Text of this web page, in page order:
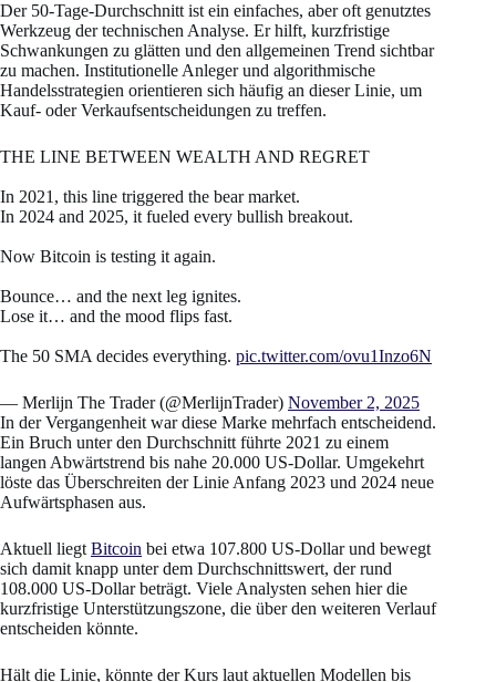
Der 50-Tage-Durchschnitt ist ein einfaches, aber oft genutztes
Werkzeug der technischen Analyse. Er hilft, kurzfristige
Schwankungen zu glätten und den allgemeinen Trend sichtbar
zu machen. Institutionelle Anleger und algorithmische
Handelsstrategien orientieren sich häufig an dieser Linie, um
Kauf- oder Verkaufsentscheidungen zu treffen.
THE LINE BETWEEN WEALTH AND REGRET
In 2021, this line triggered the bear market.
In 2024 and 2025, it fueled every bullish breakout.
Now Bitcoin is testing it again.
Bounce… and the next leg ignites.
Lose it… and the mood flips fast.
The 50 SMA decides everything. pic.twitter.com/ovu1Inzo6N
— Merlijn The Trader (@MerlijnTrader) November 2, 2025
In der Vergangenheit war diese Marke mehrfach entscheidend.
Ein Bruch unter den Durchschnitt führte 2021 zu einem
langen Abwärtstrend bis nahe 20.000 US-Dollar. Umgekehrt
löste das Überschreiten der Linie Anfang 2023 und 2024 neue
Aufwärtsphasen aus.
Aktuell liegt Bitcoin bei etwa 107.800 US-Dollar und bewegt
sich damit knapp unter dem Durchschnittswert, der rund
108.000 US-Dollar beträgt. Viele Analysten sehen hier die
kurzfristige Unterstützungszone, die über den weiteren Verlauf
entscheiden könnte.
Hält die Linie, könnte der Kurs laut aktuellen Modellen bis